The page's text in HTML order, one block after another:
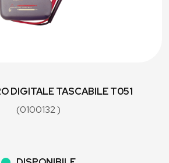
DIGITALE TASCABILE T051
(0100132 )